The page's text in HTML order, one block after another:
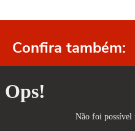
Confira também: